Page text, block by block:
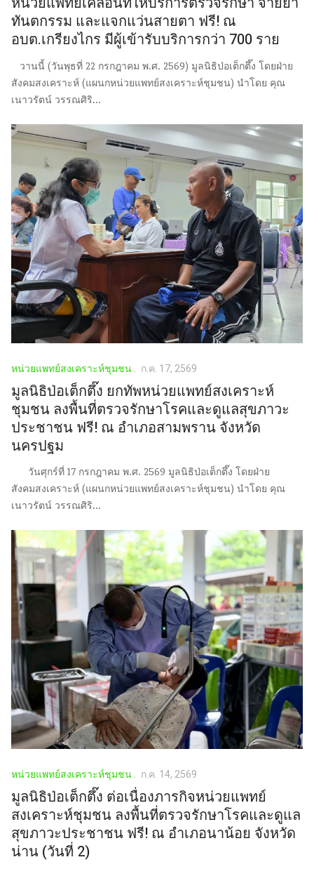
ทันตกรรม และแจกแว่นสายตา ฟรี! ณ
อบต.เกรียงไกร มีผู้เข้ารับบริการกว่า 700 ราย
วานนี้ (วันพุธที่ 22 กรกฎาคม พ.ศ. 2569) มูลนิธิป่อเต็กตึ๊ง โดยฝ่าย
สังคมสงเคราะห์ (แผนกหน่วยแพทย์สงเคราะห์ชุมชน) นำโดย คุณ
เนาวรัตน์ วรรณศิริ...
หน่วยแพทย์สงเคราะห์ชุมชน ก.ค. 17, 2569
มูลนิธิป่อเต็กตึ๊ง ยกทัพหน่วยแพทย์สงเคราะห์
ชุมชน ลงพื้นที่ตรวจรักษาโรคและดูแลสุขภาวะ
ประชาชน ฟรี! ณ อำเภอสามพราน จังหวัด
นครปฐม
วันศุกร์ที่ 17 กรกฎาคม พ.ศ. 2569 มูลนิธิป่อเต็กตึ๊ง โดยฝ่าย
สังคมสงเคราะห์ (แผนกหน่วยแพทย์สงเคราะห์ชุมชน) นำโดย คุณ
เนาวรัตน์ วรรณศิริ...
หน่วยแพทย์สงเคราะห์ชุมชน ก.ค. 14, 2569
มูลนิธิป่อเต็กตึ๊ง ต่อเนื่องภารกิจหน่วยแพทย์
สงเคราะห์ชุมชน ลงพื้นที่ตรวจรักษาโรคและดูแล
สุขภาวะประชาชน ฟรี! ณ อำเภอนาน้อย จังหวัด
น่าน (วันที่ 2)